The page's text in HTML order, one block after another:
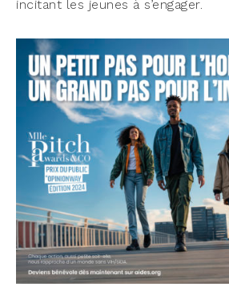
inci­tant les jeunes à s’engager.